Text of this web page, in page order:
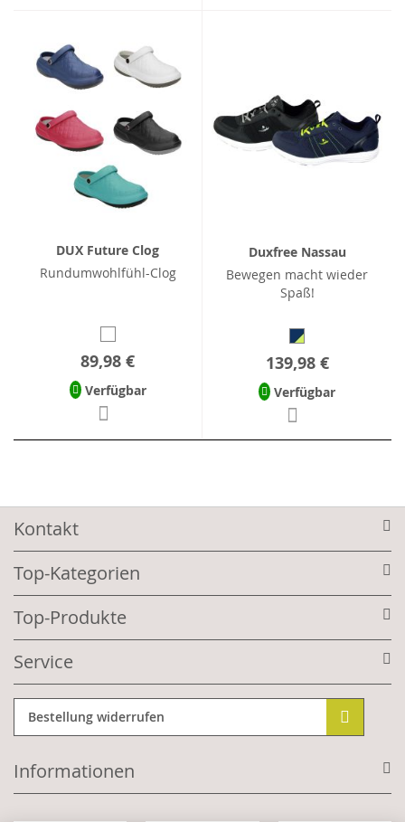
DUX Future Clog
Rundumwohlfühl-Clog
89,98 €
Verfügbar
Duxfree Nassau
Bewegen macht wieder
Spaß!
139,98 €
Verfügbar
Kontakt
Top-Kategorien
Top-Produkte
Service
Bestellung widerrufen
Informationen